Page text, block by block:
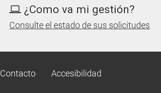
¿Como va mi gestión?
Consulte el estado de sus solicitudes
Contacto Accesibilidad